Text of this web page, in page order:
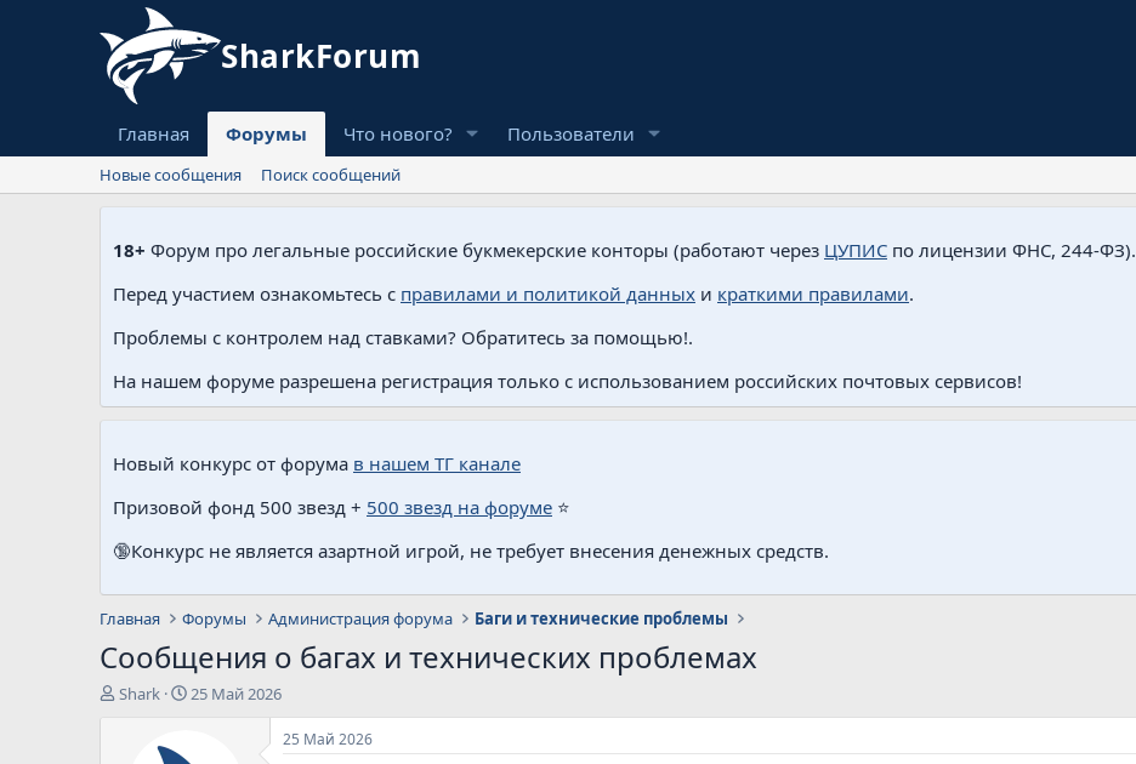
Главная Форумы Что нового? Пользователи
Новые сообщения Поиск сообщений
18+ Форум про легальные российские букмекерские конторы (работают через ЦУПИС по лицензии ФНС, 244-ФЗ).
Перед участием ознакомьтесь с правилами и политикой данных и краткими правилами.
Проблемы с контролем над ставками? Обратитесь за помощью!.
На нашем форуме разрешена регистрация только с использованием российских почтовых сервисов!
Новый конкурс от форума в нашем ТГ канале
Призовой фонд 500 звезд + 500 звезд на форуме ⭐️
🔞Конкурс не является азартной игрой, не требует внесения денежных средств.
Главная Форумы Администрация форума Баги и технические проблемы
Сообщения о багах и технических проблемах
А
Shark
Д
25 Май 2026
25 Май 2026